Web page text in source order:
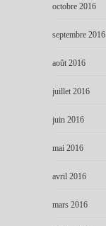
octobre 2016
septembre 2016
août 2016
juillet 2016
juin 2016
mai 2016
avril 2016
mars 2016